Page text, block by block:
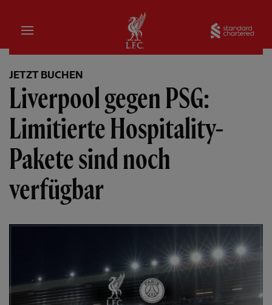
Startseite
JETZT BUCHEN
Liverpool gegen PSG:
Limitierte Hospitality-
Pakete sind noch
verfügbar